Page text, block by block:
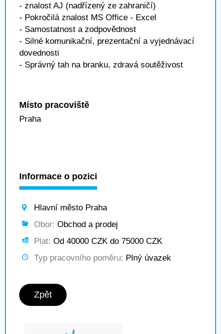
- znalost AJ (nadřízený ze zahraničí)
- Pokročilá znalost MS Office - Excel
- Samostatnost a zodpovědnost
- Silné komunikační, prezentační a vyjednávací
dovednosti
- Správný tah na branku, zdravá soutěživost
Místo pracoviště
Praha
Informace o pozici
Hlavní město Praha
Obor: Obchod a prodej
Plat: Od 40000 CZK do 75000 CZK
Typ pracovního poměru: Plný úvazek
Zpět